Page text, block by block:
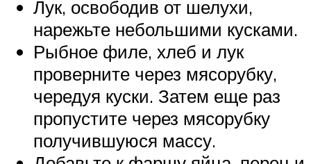
Лук, освободив от шелухи,
нарежьте небольшими кусками.
Рыбное филе, хлеб и лук
проверните через мясорубку,
чередуя куски. Затем еще раз
пропустите через мясорубку
получившуюся массу.